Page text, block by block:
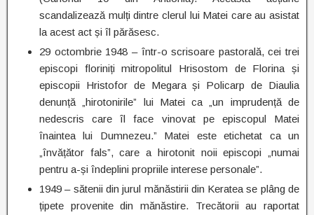
scandalizează mulți dintre clerul lui Matei care au asistat
la acest act și îl părăsesc.
29 octombrie 1948 – într-o scrisoare pastorală, cei trei
episcopi floriniți mitropolitul Hrisostom de Florina și
episcopii Hristofor de Megara și Policarp de Diaulia
denunță „hirotonirile” lui Matei ca „un imprudență de
nedescris care îl face vinovat pe episcopul Matei
înaintea lui Dumnezeu.” Matei este etichetat ca un
„învățător fals”, care a hirotonit noii episcopi „numai
pentru a-și îndeplini propriile interese personale”.
1949 – sătenii din jurul mănăstirii din Keratea se plâng de
țipete provenite din mănăstire. Trecătorii au raportat